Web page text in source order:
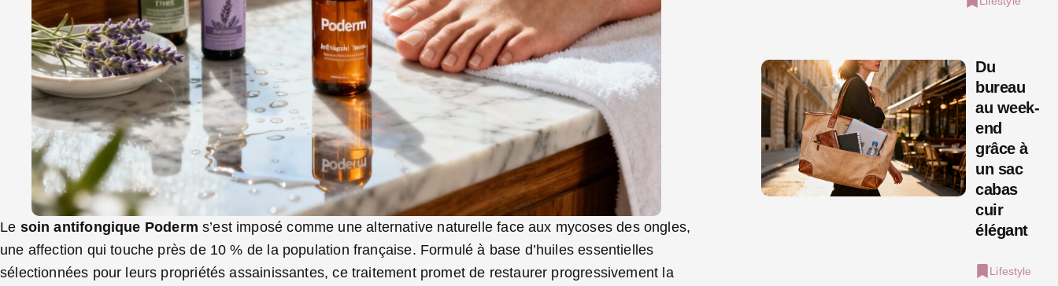
Le soin antifongique Poderm s’est imposé comme une alternative naturelle face aux mycoses des ongles,
une affection qui touche près de 10 % de la population française. Formulé à base d’huiles essentielles
sélectionnées pour leurs propriétés assainissantes, ce traitement promet de restaurer progressivement la
Du
bureau
au week-
end
grâce à
un sac
cabas
cuir
élégant
Lifestyle